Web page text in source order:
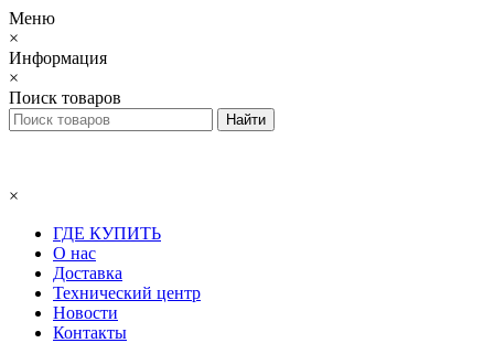
Меню
×
Информация
×
Поиск товаров
×
ГДЕ КУПИТЬ
О нас
Доставка
Технический центр
Новости
Контакты